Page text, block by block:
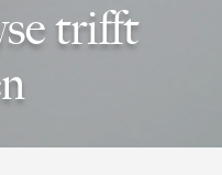
trifft